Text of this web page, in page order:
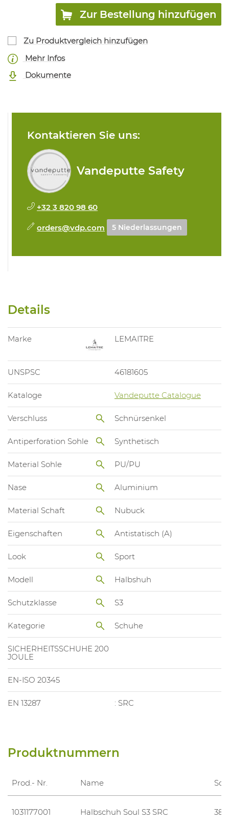
Zur Bestellung hinzufügen
Zu Produktvergleich hinzufügen
Mehr Infos
Dokumente
Kontaktieren Sie uns:
Vandeputte Safety
+32 3 820 98 60
orders@vdp.com 5 Niederlassungen
Details
Marke LEMAITRE
UNSPSC 46181605
Kataloge Vandeputte Catalogue
Verschluss Schnürsenkel
Antiperforation Sohle Synthetisch
Material Sohle PU/PU
Nase Aluminium
Material Schaft Nubuck
Eigenschaften Antistatisch (A)
Look Sport
Modell Halbshuh
Schutzklasse S3
Kategorie Schuhe
SICHERHEITSSCHUHE 200
JOULE
EN-ISO 20345
EN 13287 : SRC
Produktnummern
Prod.- Nr. Name
1031177001 Halbschuh Soul S3 SRC
38